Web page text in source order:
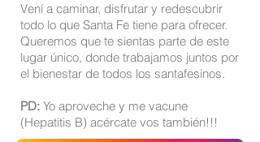
Vení a caminar, disfrutar y redescubrir
todo lo que Santa Fe tiene para ofrecer.
Queremos que te sientas parte de este
lugar único, donde trabajamos juntos por
el bienestar de todos los santafesinos.
PD: Yo aproveche y me vacune
(Hepatitis B) acércate vos también!!!